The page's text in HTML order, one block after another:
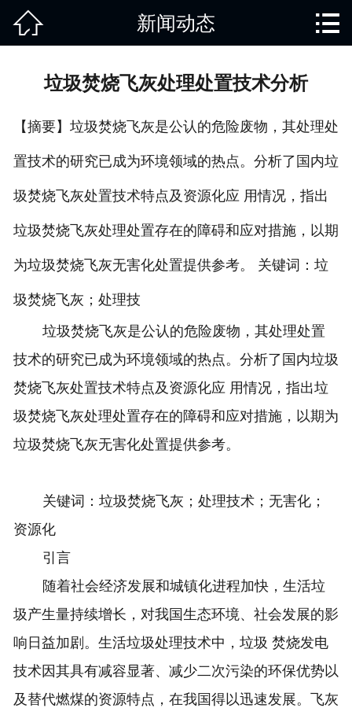
新闻动态
 新闻动态 
垃圾焚烧飞灰处理处置技术分析
【摘要】垃圾焚烧飞灰是公认的危险废物，其处理处
置技术的研究已成为环境领域的热点。分析了国内垃
圾焚烧飞灰处置技术特点及资源化应 用情况，指出
垃圾焚烧飞灰处理处置存在的障碍和应对措施，以期
为垃圾焚烧飞灰无害化处置提供参考。 关键词：垃
圾焚烧飞灰；处理技
垃圾焚烧飞灰是公认的危险废物，其处理处置
技术的研究已成为环境领域的热点。分析了国内垃圾
焚烧飞灰处置技术特点及资源化应 用情况，指出垃
圾焚烧飞灰处理处置存在的障碍和应对措施，以期为
垃圾焚烧飞灰无害化处置提供参考。
关键词：垃圾焚烧飞灰；处理技术；无害化；
资源化
引言
随着社会经济发展和城镇化进程加快，生活垃
圾产生量持续增长，对我国生态环境、社会发展的影
响日益加剧。生活垃圾处理技术中，垃圾 焚烧发电
技术因其具有减容显著、减少二次污染的环保优势以
及替代燃煤的资源特点，在我国得以迅速发展。飞灰